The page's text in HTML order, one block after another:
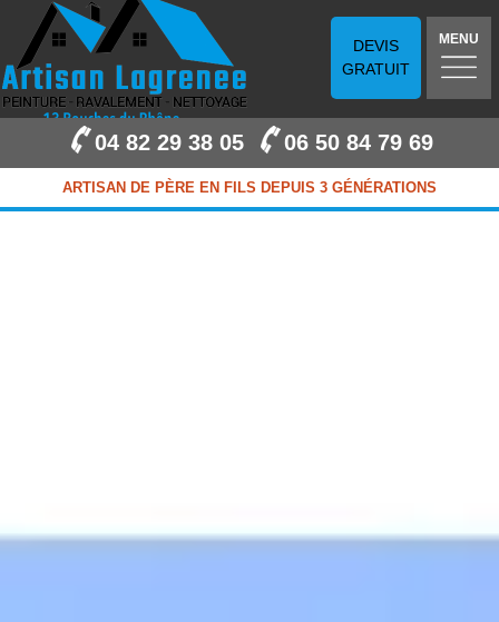
DEVIS
GRATUIT
MENU
04 82 29 38 05 06 50 84 79 69
ARTISAN DE PÈRE EN FILS DEPUIS 3 GÉNÉRATIONS